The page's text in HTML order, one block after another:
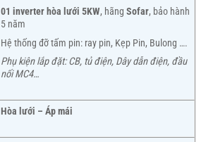
01 inverter hòa lưới 5KW, hãng Sofar, bảo hành
5 năm
Hệ thống đỡ tấm pin: ray pin, Kẹp Pin, Bulong ….
Phụ kiện lắp đặt: CB, tủ điện, Dây dẫn điện, đầu
nối MC4…
Hòa lưới – Áp mái